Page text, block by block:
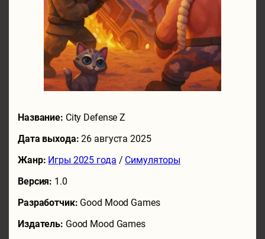
Название: City Defense Z
Дата выхода:26 августа 2025
Жанр: Игры 2025 года / Симуляторы
Версия: 1.0
Разработчик: Good Mood Games
Издатель: Good Mood Games